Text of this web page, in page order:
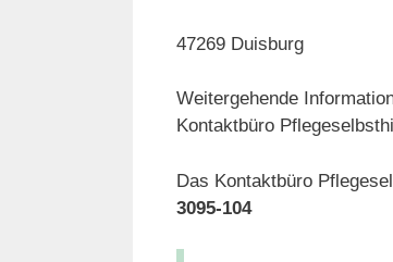
47269 Duisburg
Weitergehende
Kontaktbüro
Das Kontaktbüro
3095-104